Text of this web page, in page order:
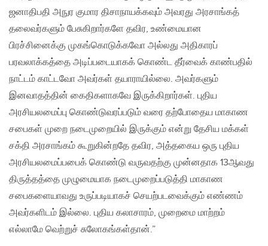
ஜனாதிபதி அநுர குமார திசாநாயக்கவும் அவரது அரசாங்கத்
தலைவர்களும் பேசுகிறார்களே தவிர, உண்மையான
பிரச்சினைக்கு முகங்கொடுக்கவோ அல்லது அதிகாரப்
பரவலாக்கத்தை அடிப்படையாகக் கொண்ட தீர்வைக் காண்பதில்
நாட்டம் காட்டவோ அவர்கள் தயாராயில்லை. அவர்களும்
இனவாதத்தின் கைதிகளாகவே இருக்கிறார்கள். புதிய
அரசியலமைப்பு கொண்டுவரப்படும் வரை தற்போதைய மாகாண
சபைகள் முறை நடைமுறையில் இருக்கும் என்று தேசிய மக்கள்
சக்தி அரசாங்கம் கூறுகின்றதே தவிர, அத்தகைய ஒரு புதிய
அரசியலமைப்பபைக் கொண்டு வருவதற்கு முன்னதாக 13ஆவது
திருத்தத்தை முழுமையாக நடைமுறைப்படுத்தி மாகாண
சபைகளையாவது உருப்படியாகச் செயற்படவைக்கும் எண்ணம்
அவர்களிடம் இல்லை. புதிய கலாசாரம், முறைமை மாற்றம்
எல்லாமே வெற்றுச் சுலோகங்கள்தான்.”